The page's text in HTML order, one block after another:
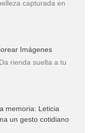
capturada en
Imágenes
rienda suelta a tu
memoria: Leticia
un gesto cotidiano